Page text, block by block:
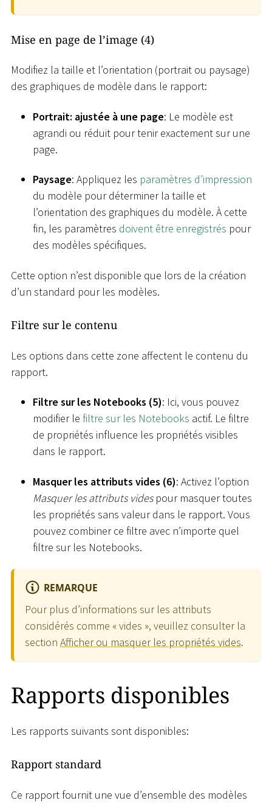
Mise en page de l’image (4)
Modifiez la taille et l’orientation (portrait ou paysage)
des graphiques de modèle dans le rapport:
Portrait: ajustée à une page: Le modèle est
agrandi ou réduit pour tenir exactement sur une
page.
Paysage: Appliquez les paramètres d’impression
du modèle pour déterminer la taille et
l’orientation des graphiques du modèle. À cette
fin, les paramètres doivent être enregistrés pour
des modèles spécifiques.
Cette option n’est disponible que lors de la création
d’un standard pour les modèles.
Filtre sur le contenu
Les options dans cette zone affectent le contenu du
rapport.
Filtre sur les Notebooks (5): Ici, vous pouvez
modifier le filtre sur les Notebooks actif. Le filtre
de propriétés influence les propriétés visibles
dans le rapport.
Masquer les attributs vides (6): Activez l’option
Masquer les attributs videspour masquer toutes
les propriétés sans valeur dans le rapport. Vous
pouvez combiner ce filtre avec n’importe quel
filtre sur les Notebooks.
REMARQUE
Pour plus d’informations sur les attributs
considérés comme « vides », veuillez consulter la
section Afficher ou masquer les propriétés vides.
Rapports disponibles
Les rapports suivants sont disponibles:
Rapport standard
Ce rapport fournit une vue d’ensemble des modèles